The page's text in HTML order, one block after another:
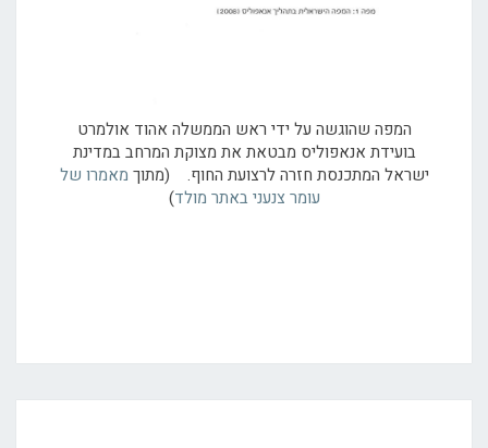
המפה שהוגשה על ידי ראש הממשלה אהוד אולמרט
בועידת אנאפוליס מבטאת את מצוקת המרחב במדינת
ישראל המתכנסת חזרה לרצועת החוף. (מתוךמאמרו של
עומר צנעני באתר מולד)